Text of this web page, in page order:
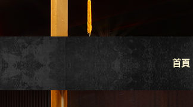
首頁